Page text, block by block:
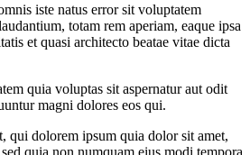
iste natus error sit voluptatem
totam rem aperiam, eaque ipsa
et quasi architecto beatae vitae dicta
quia voluptas sit aspernatur aut odit
magni dolores eos qui.
qui dolorem ipsum quia dolor sit amet,
quia non numquam eius modi tempora